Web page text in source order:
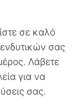
σε καλό
σας
Λάβετε
για να
σας.